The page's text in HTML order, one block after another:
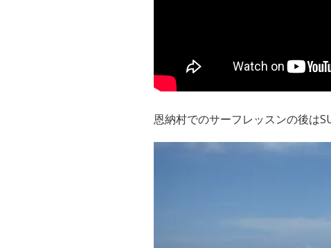
恩納村でのサーフレッスンの後は